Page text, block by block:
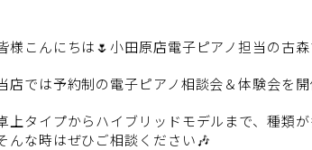
様こんにちは🌷小田原店電子ピアノ担当の古森
店では予約制の電子ピアノ相談会＆体験会を
上タイプからハイブリッドモデルまで、種類
んな時はぜひご相談ください🎶